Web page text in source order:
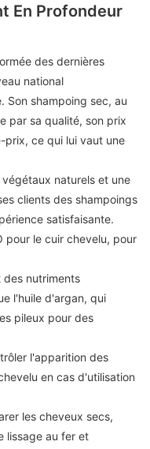
En Profondeur
des dernières
national
Son shampoing sec, au
par sa qualité, son prix
prix, ce qui lui vaut une
végétaux naturels et une
clients des shampoings
satisfaisante.
pour le cuir chevelu, pour
des nutriments
l'huile d'argan, qui
pileux pour des
l'apparition des
en cas d'utilisation
les cheveux secs,
lissage au fer et